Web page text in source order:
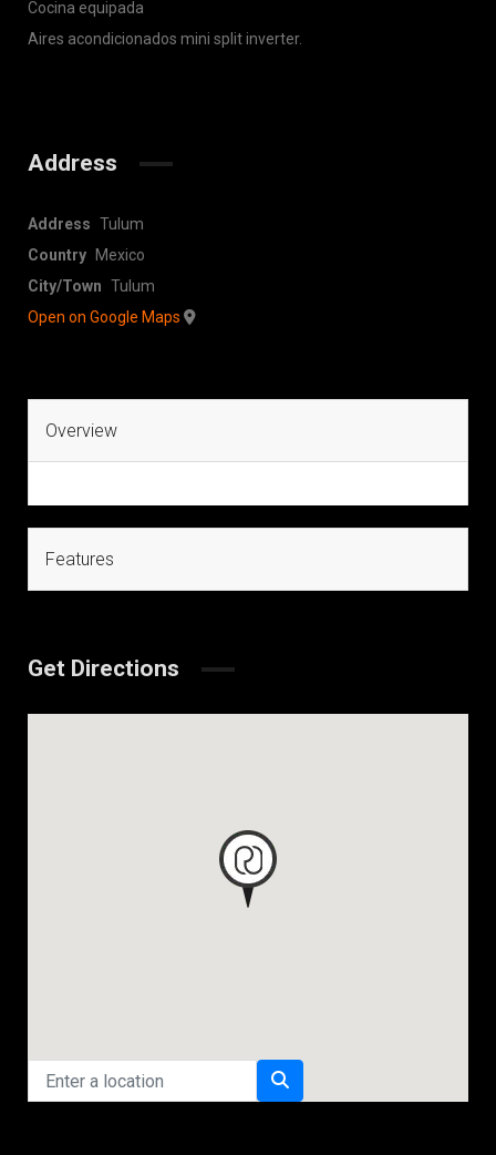
Cocina equipada
Aires acondicionados mini split inverter.
Address
Address Tulum
Country
Mexico
City/Town Tulum
Open on Google Maps
Overview
Features
Get Directions